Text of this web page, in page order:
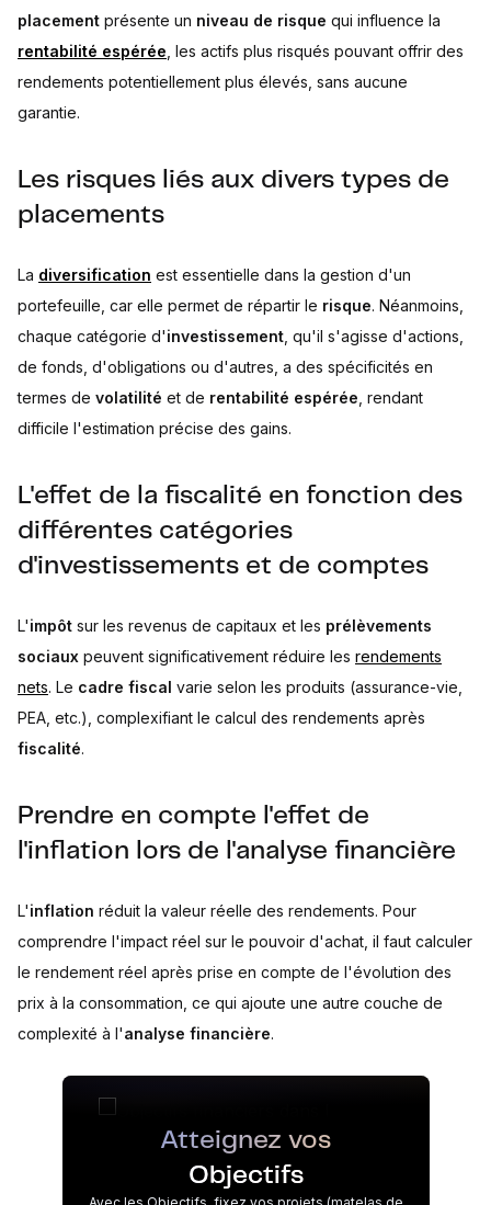
placement présente un niveau de risque qui influence la
rentabilité espérée , les actifs plus risqués pouvant offrir des
rendements potentiellement plus élevés, sans aucune
garantie.
Les risques liés aux divers types de
placements
La diversification est essentielle dans la gestion d'un
portefeuille, car elle permet de répartir le risque. Néanmoins,
chaque catégorie d'investissement , qu'il s'agisse d'actions,
de fonds, d'obligations ou d'autres, a des spécificités en
termes de volatilité et de rentabilité espérée , rendant
difficile l'estimation précise des gains.
L'effet de la fiscalité en fonction des
différentes catégories
d'investissements et de comptes
L'impôt sur les revenus de capitaux et les prélèvements
sociaux peuvent significativement réduire les rendements
nets. Le cadre fiscal varie selon les produits (assurance-vie,
PEA, etc.), complexifiant le calcul des rendements après
fiscalité.
Prendre en compte l'effet de
l'inflation lors de l'analyse financière
L'inflation réduit la valeur réelle des rendements. Pour
comprendre l'impact réel sur le pouvoir d'achat, il faut calculer
le rendement réel après prise en compte de l'évolution des
prix à la consommation, ce qui ajoute une autre couche de
complexité à l'analyse financière.
Atteignez vos
Objectifs